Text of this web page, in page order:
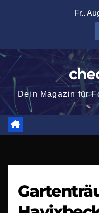
Fr..
Dein Magazin für